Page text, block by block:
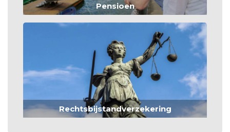
Pensioen
Rechtsbijstandverzekering